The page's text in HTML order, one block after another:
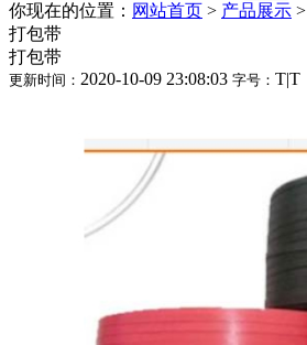
你现在的位置： 网站首页 > 产品展示 >
打包带
打包带
更新时间： 2020-10-09 23:08:03 字号： T|T